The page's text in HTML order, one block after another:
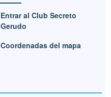
Entrar al Club Secreto
Gerudo
Coordenadas del mapa